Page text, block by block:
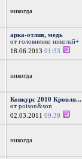
никогда
арка-отлив, медь
отголовиенко николай+
18.06.201301:33
никогда
Конкурс 2010 Кровля...
отpoison&son
02.03.201109:39
никогда